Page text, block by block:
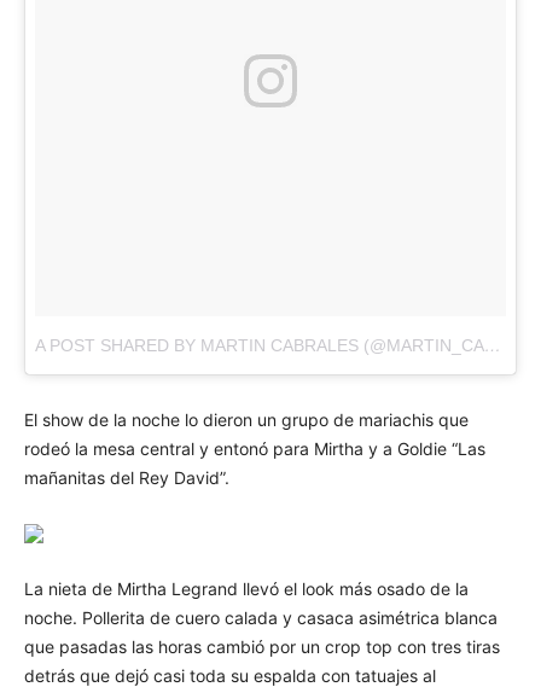
A POST SHARED BY MARTIN CABRALES (@MARTIN_CABRALES)
El show de la noche lo dieron un grupo de mariachis que
rodeó la mesa central y entonó para Mirtha y a Goldie “Las
mañanitas del Rey David”.
La nieta de Mirtha Legrand llevó el look más osado de la
noche. Pollerita de cuero calada y casaca asimétrica blanca
que pasadas las horas cambió por un crop top con tres tiras
detrás que dejó casi toda su espalda con tatuajes al